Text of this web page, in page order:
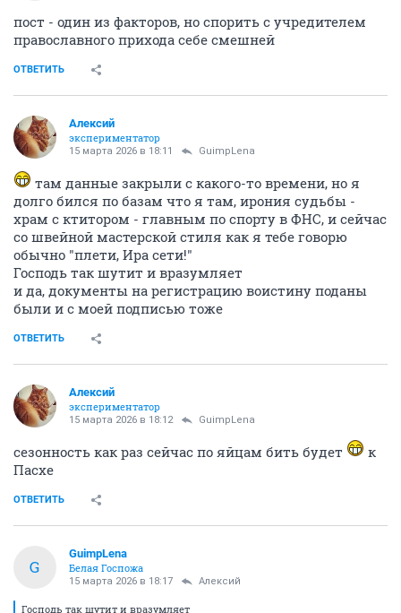
пост - один из факторов, но спорить с учредителем
православного прихода себе смешней
ОТВЕТИТЬ
Алексий
экспериментатор
15 марта 2026 в 18:11 GuimpLena
там данные закрыли с какого-то времени, но я
долго бился по базам что я там, ирония судьбы -
храм с ктитором - главным по спорту в ФНС, и сейчас
со швейной мастерской стиля как я тебе говорю
обычно "плети, Ира сети!"
Господь так шутит и вразумляет
и да, документы на регистрацию воистину поданы
были и с моей подписью тоже
ОТВЕТИТЬ
Алексий
экспериментатор
15 марта 2026 в 18:12 GuimpLena
сезонность как раз сейчас по яйцам бить будет
к
Пасхе
ОТВЕТИТЬ
G
GuimpLena
Белая Госпожа
15 марта 2026 в 18:17 Алексий
Господь так шутит и вразумляет